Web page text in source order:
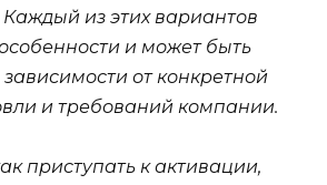
из этих вариантов
и может быть
от конкретной
и требований компании.
приступать к активации,